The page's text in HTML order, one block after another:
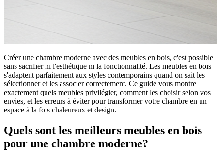
Créer une chambre moderne avec des meubles en bois, c'est possible
sans sacrifier ni l'esthétique ni la fonctionnalité. Les meubles en bois
s'adaptent parfaitement aux styles contemporains quand on sait les
sélectionner et les associer correctement. Ce guide vous montre
exactement quels meubles privilégier, comment les choisir selon vos
envies, et les erreurs à éviter pour transformer votre chambre en un
espace à la fois chaleureux et design.
Quels sont les meilleurs meubles en bois
pour une chambre moderne?